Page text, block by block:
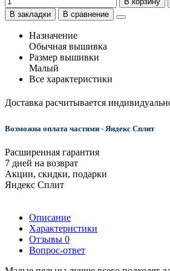
В закладки
В сравнение
Назначение
Обычная вышивка
Размер вышивки
Малый
Все характеристики
Доставка расчитывается
Возможна оплата частями - Яндекс Сплит
Расширенная гарантия
7 дней на возврат
Акции, скидки, подарки
Яндекс Сплит
Описание
Характеристики
Отзывы 0
Вопрос-ответ